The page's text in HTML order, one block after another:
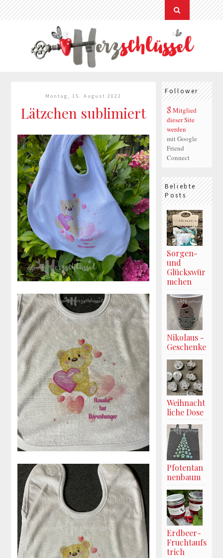
Montag, 15. August 2022
Lätzchen sublimiert
Follower
Mitglied
dieser Site
werden
mit Google
Friend
Connect
Beliebte
Posts
Sorgen-
und
Glückswür
mchen
Nikolaus -
Geschenke
Weihnacht
liche Dose
Pfotentan
nenbaum
Erdbeer-
Fruchtaufs
trich